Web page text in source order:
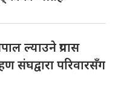
ल्याउने प्रयास
संघद्वारा परिवारसँग